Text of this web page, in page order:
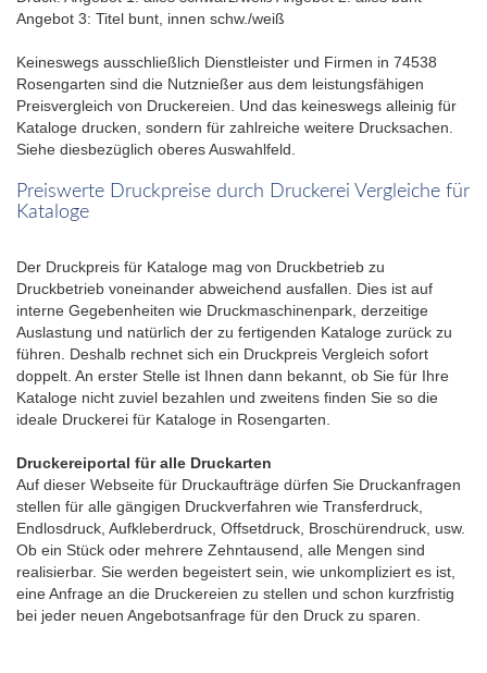
Angebot 3: Titel bunt, innen schw./weiß
Keineswegs ausschließlich Dienstleister und Firmen in 74538
Rosengarten sind die Nutznießer aus dem leistungsfähigen
Preisvergleich von Druckereien. Und das keineswegs alleinig für
Kataloge drucken, sondern für zahlreiche weitere Drucksachen.
Siehe diesbezüglich oberes Auswahlfeld.
Preiswerte Druckpreise durch Druckerei Vergleiche für
Kataloge
Der Druckpreis für Kataloge mag von Druckbetrieb zu
Druckbetrieb voneinander abweichend ausfallen. Dies ist auf
interne Gegebenheiten wie Druckmaschinenpark, derzeitige
Auslastung und natürlich der zu fertigenden Kataloge zurück zu
führen. Deshalb rechnet sich ein Druckpreis Vergleich sofort
doppelt. An erster Stelle ist Ihnen dann bekannt, ob Sie für Ihre
Kataloge nicht zuviel bezahlen und zweitens finden Sie so die
ideale Druckerei für Kataloge in Rosengarten.
Druckereiportal für alle Druckarten
Auf dieser Webseite für Druckaufträge dürfen Sie Druckanfragen
stellen für alle gängigen Druckverfahren wie Transferdruck,
Endlosdruck, Aufkleberdruck, Offsetdruck, Broschürendruck, usw.
Ob ein Stück oder mehrere Zehntausend, alle Mengen sind
realisierbar. Sie werden begeistert sein, wie unkompliziert es ist,
eine Anfrage an die Druckereien zu stellen und schon kurzfristig
bei jeder neuen Angebotsanfrage für den Druck zu sparen.